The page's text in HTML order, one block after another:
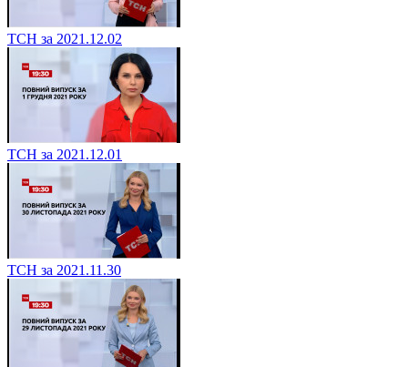
ТСН за 2021.12.02
ТСН за 2021.12.01
ТСН за 2021.11.30